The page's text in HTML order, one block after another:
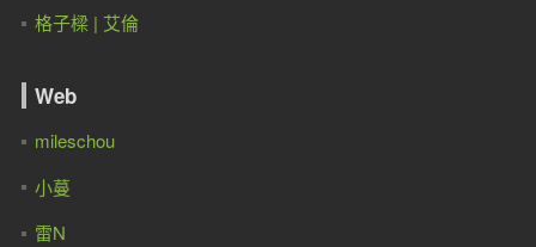
格子樑 | 艾倫
Web
mileschou
小蔓
雷N